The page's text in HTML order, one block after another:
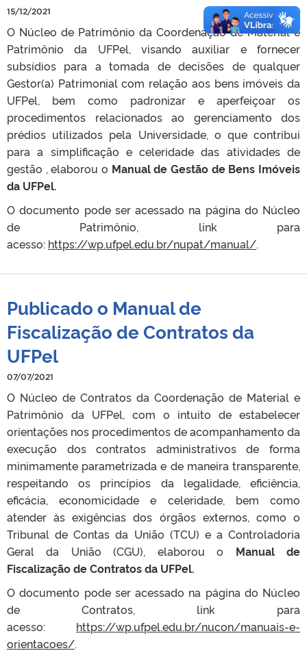
15/12/2021
O Núcleo de Patrimônio da Coordenação de Material e
Patrimônio da UFPel, visando auxiliar e fornecer
subsídios para a tomada de decisões de qualquer
Gestor(a) Patrimonial com relação aos bens imóveis da
UFPel, bem como padronizar e aperfeiçoar os
procedimentos relacionados ao gerenciamento dos
prédios utilizados pela Universidade, o que contribui
para a simplificação e celeridade das atividades de
gestão , elaborou o Manual de Gestão de Bens Imóveis
da UFPel.
O documento pode ser acessado na página do Núcleo
de Patrimônio, link para
acesso: https://wp.ufpel.edu.br/nupat/manual/.
Publicado o Manual de
Fiscalização de Contratos da
UFPel
07/07/2021
O Núcleo de Contratos da Coordenação de Material e
Patrimônio da UFPel, com o intuito de estabelecer
orientações nos procedimentos de acompanhamento da
execução dos contratos administrativos de forma
minimamente parametrizada e de maneira transparente,
respeitando os princípios da legalidade, eficiência,
eficácia, economicidade e celeridade, bem como
atender às exigências dos órgãos externos, como o
Tribunal de Contas da União (TCU) e a Controladoria
Geral da União (CGU), elaborou o Manual de
Fiscalização de Contratos da UFPel.
O documento pode ser acessado na página do Núcleo
de Contratos, link para
acesso: https://wp.ufpel.edu.br/nucon/manuais-e-
orientacoes/.